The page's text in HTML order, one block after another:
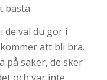
bästa.
de val du gör i
att bli bra.
på saker, de sker